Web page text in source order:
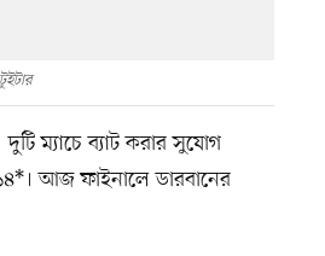
ম্যাচে ব্যাট করার সুযোগ
আজ ফাইনালে ডারবানের